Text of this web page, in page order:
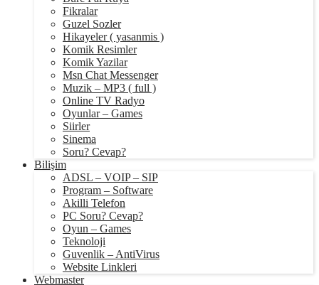
Fikralar
Guzel Sozler
Hikayeler ( yasanmis )
Komik Resimler
Komik Yazilar
Msn Chat Messenger
Muzik – MP3 ( full )
Online TV Radyo
Oyunlar – Games
Siirler
Sinema
Soru? Cevap?
Bilişim
ADSL – VOIP – SIP
Program – Software
Akilli Telefon
PC Soru? Cevap?
Oyun – Games
Teknoloji
Guvenlik – AntiVirus
Website Linkleri
Webmaster